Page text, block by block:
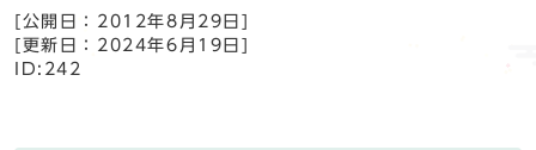
[公開日：2012年8月29日]
[更新日：2024年6月19日]
ID:242